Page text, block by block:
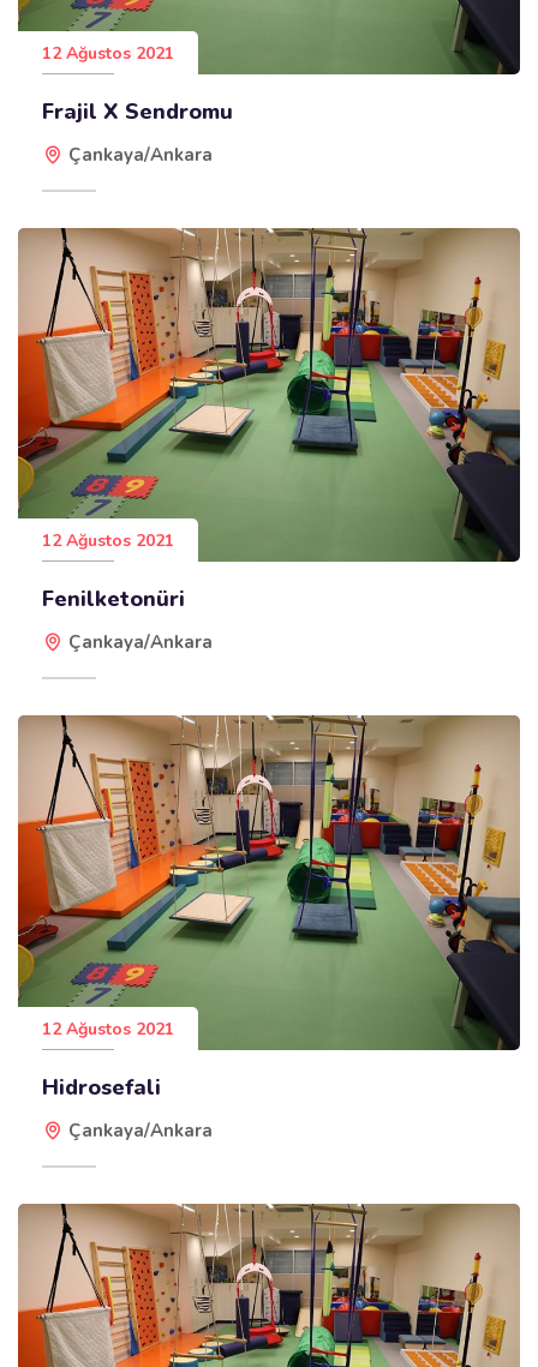
12 Ağustos 2021
Frajil X Sendromu
Çankaya/Ankara
12 Ağustos 2021
Fenilketonüri
Çankaya/Ankara
12 Ağustos 2021
Hidrosefali
Çankaya/Ankara